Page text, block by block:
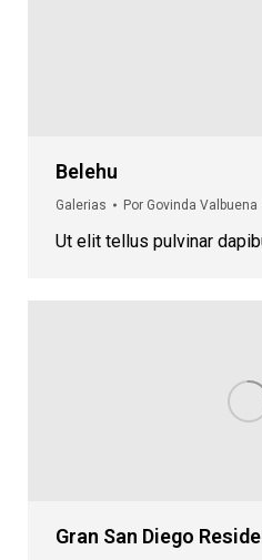
Belehu
Galerias Por Govinda Valbuena
Ut elit tellus pulvinar
Gran San Diego